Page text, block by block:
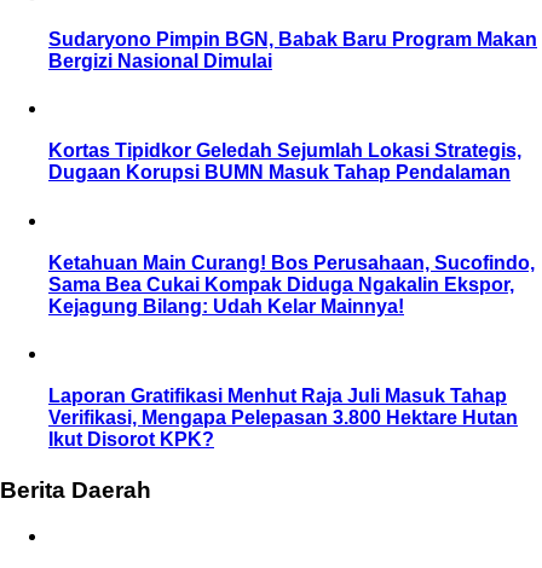
Sudaryono Pimpin BGN, Babak Baru Program Makan
Bergizi Nasional Dimulai
Kortas Tipidkor Geledah Sejumlah Lokasi Strategis,
Dugaan Korupsi BUMN Masuk Tahap Pendalaman
Ketahuan Main Curang! Bos Perusahaan, Sucofindo,
Sama Bea Cukai Kompak Diduga Ngakalin Ekspor,
Kejagung Bilang: Udah Kelar Mainnya!
Laporan Gratifikasi Menhut Raja Juli Masuk Tahap
Verifikasi, Mengapa Pelepasan 3.800 Hektare Hutan
Ikut Disorot KPK?
Berita Daerah